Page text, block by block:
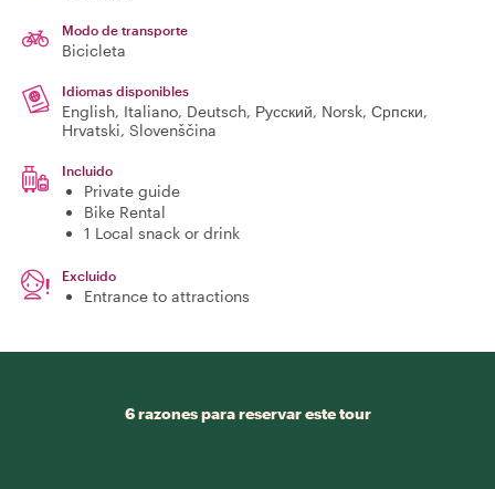
Modo de transporte
Bicicleta
Idiomas disponibles
English, Italiano, Deutsch, Русский, Norsk, Српски,
Hrvatski, Slovenščina
Incluido
Private guide
Bike Rental
1 Local snack or drink
Excluido
Entrance to attractions
6 razones para reservar este tour